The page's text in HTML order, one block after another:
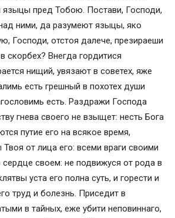
языцы пред Тобою. Постави, Господи,
ними, да разумеют языцы, яко
Господи, отстоя далече, презираеши
скорбех? Внегда гордитися
нищий, увязают в советех, яже
есть грешный в похотех души
есть. Раздражи Господа
гнева своего не взыщет: несть Бога
путие его на всякое время,
от лица его: всеми враги своими
своем: не подвижуся от рода в
уста его полна суть, и горести и
труд и болезнь. Приседит в
в тайных, еже убити неповиннаго,